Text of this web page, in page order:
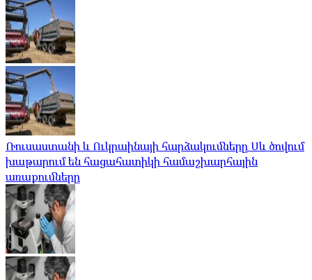
Ռուսաստանի և Ուկրաինայի հարձակումները Սև ծովում
խաթարում են հացահատիկի համաշխարհային
առաքումները